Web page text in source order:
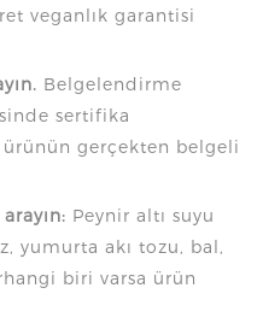
veganlık garantisi
Belgelendirme
sertifika
ürünün gerçekten belgeli
Peynir altı suyu
yumurta akı tozu, bal,
biri varsa ürün